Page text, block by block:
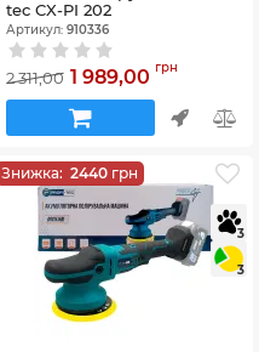
tec CX-PI 202
Артикул: 910336
2 311,00 1 989,00 грн
Знижка: 2440 грн
3
3